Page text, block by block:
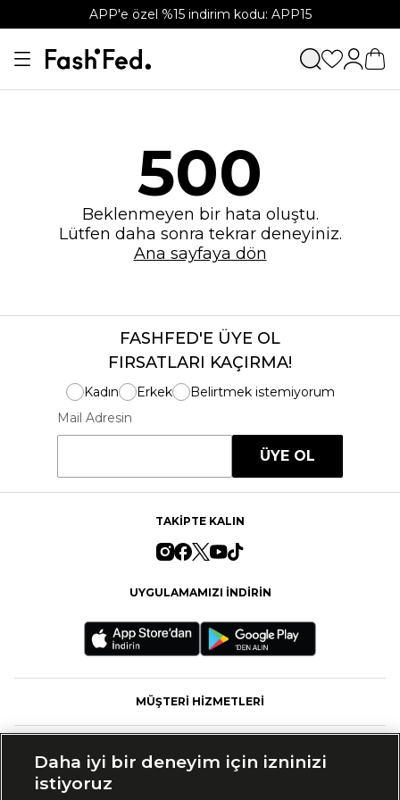
APP'e özel %15 indirim kodu: APP15
500
Beklenmeyen bir hata oluştu.
Lütfen daha sonra tekrar deneyiniz.
Ana sayfaya dön
FASHFED'E ÜYE OL
FIRSATLARI KAÇIRMA!
Kadın Erkek
Belirtmek istemiyorum
Mail Adresin
ÜYE OL
TAKİPTE KALIN
UYGULAMAMIZI İNDİRİN
MÜŞTERİ HİZMETLERİ
Daha iyi bir deneyim için izninizi
istiyoruz